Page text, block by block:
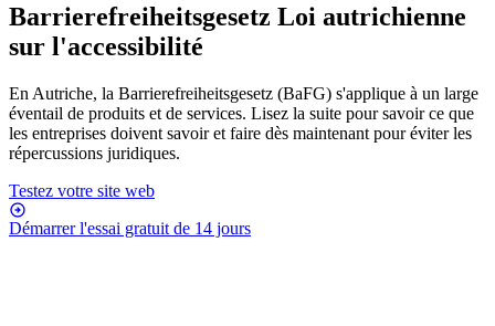
Barrierefreiheitsgesetz Loi autrichienne
sur l'accessibilité
En Autriche, la Barrierefreiheitsgesetz (BaFG) s'applique à un large
éventail de produits et de services. Lisez la suite pour savoir ce que
les entreprises doivent savoir et faire dès maintenant pour éviter les
répercussions juridiques.
Testez votre site web
Démarrer l'essai gratuit de 14 jours